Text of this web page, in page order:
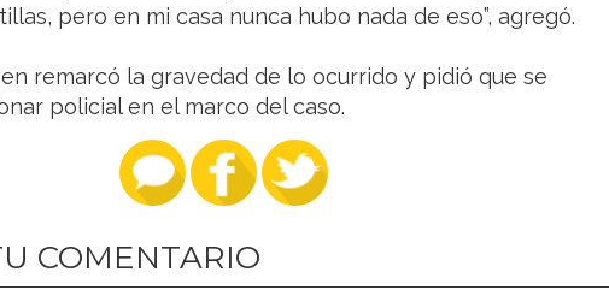
pero en mi casa nunca hubo nada de eso”, agregó.
remarcó la gravedad de lo ocurrido y pidió que se
policial en el marco del caso.
COMENTARIO